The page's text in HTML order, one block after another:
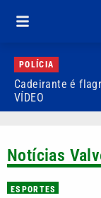
POLÍCIA
Cadeirante é
VÍDEO
Notícias
ESPORTES